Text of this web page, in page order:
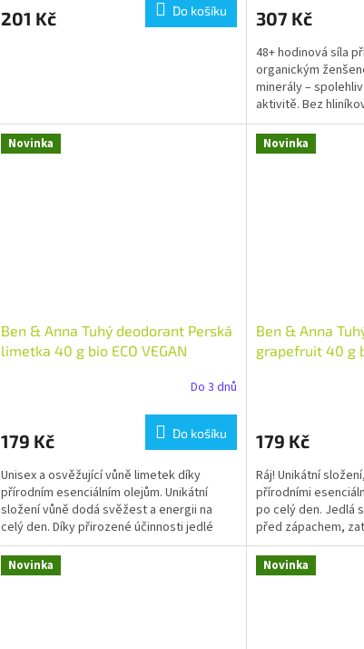
201 Kč Do košíku 307 Kč
48+ hodinová síla
organickým
minerály –
aktivitě. Bez
bio...
Novinka
Ben & Anna Tuhý deodorant Perská
limetka 40 g bio ECO VEGAN
Do 3 dnů
179 Kč Do košíku
Unisex a osvěžující vůně limetek díky
přírodním esenciálním olejům. Unikátní
složení vůně dodá svěžest a energii na
celý den. Díky přirozené účinnosti jedlé
sody jste...
Novinka
Ben & Anna
grapefruit 40 g
179 Kč
Ráj! Unikátní
přírodními
po celý den. Jedlá
před zápachem,
bambucké máslo
Novinka Novinka